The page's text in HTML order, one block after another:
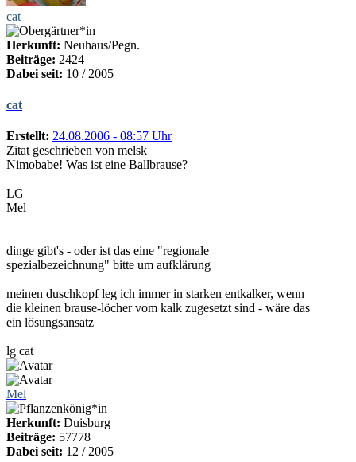
cat
Herkunft: Neuhaus/Pegn.
Beiträge: 2424
Dabei seit: 10 / 2005
cat
Erstellt: 24.08.2006 - 08:57 Uhr
Zitat geschrieben von melsk
Nimobabe! Was ist eine Ballbrause?
LG
Mel
dinge gibt's - oder ist das eine "regionale
spezialbezeichnung" bitte um aufklärung
meinen duschkopf leg ich immer in starken entkalker, wenn
die kleinen brause-löcher vom kalk zugesetzt sind - wäre das
ein lösungsansatz
lg cat
Mel
Herkunft: Duisburg
Beiträge: 57778
Dabei seit: 12 / 2005